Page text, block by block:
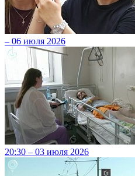
– 06 июля 2026
20:30 – 03 июля 2026